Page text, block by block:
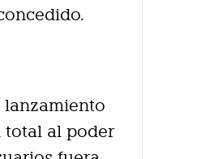
lanzamiento
total al poder